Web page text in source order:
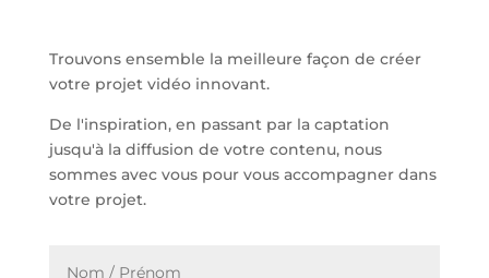
Trouvons ensemble la meilleure façon de créer
votre projet vidéo innovant.
De l'inspiration, en passant par la captation
jusqu'à la diffusion de votre contenu, nous
sommes avec vous pour vous accompagner dans
votre projet.